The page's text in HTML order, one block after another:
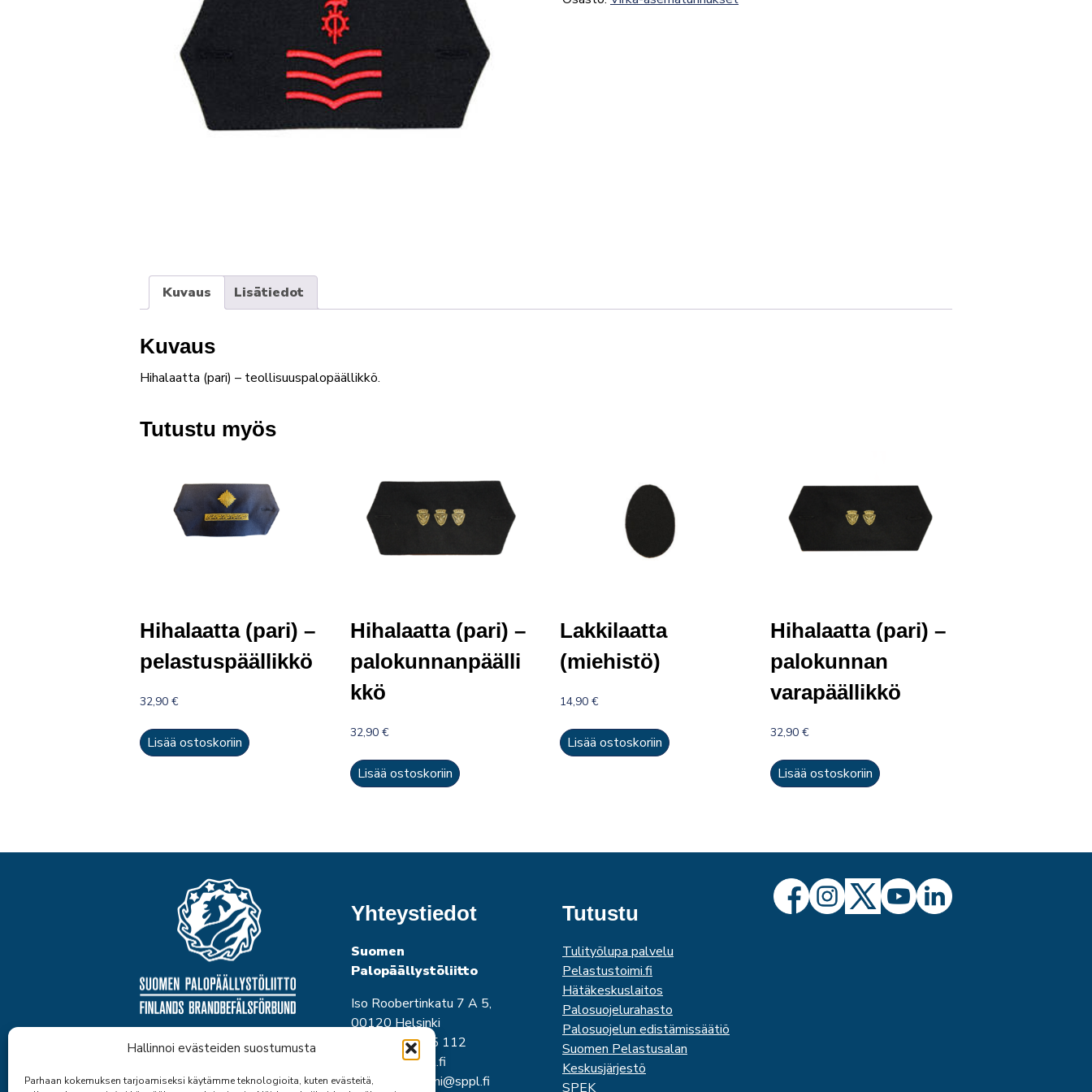
Hallinnoi evästeiden suostumusta
Parhaan kokemuksen tarjoamiseksi käytämme teknologioita, kuten evästeitä,
Kuvaus Lisätiedot
Kuvaus
Hihalaatta (pari) – teollisuuspalopäällikkö.
Tutustu myös
Hihalaatta (pari) –
pelastuspäällikkö
32,90 €
Lisää ostoskoriin
Hihalaatta (pari) –
palokunnanpäälli
kkö
32,90 €
Lisää ostoskoriin
Lakkilaatta
(miehistö)
14,90 €
Lisää ostoskoriin
Hihalaatta (pari) –
palokunnan
varapäällikkö
32,90 €
Lisää ostoskoriin
Yhteystiedot
Suomen
Palopäällystöliitto
Iso Roobertinkatu 7 A 5,
00120 Helsinki
Puh. 0440 345 112
toimisto@sppl.fi
etunimi.sukunimi@sppl.fi
Tutustu
Tulityölupa palvelu
Pelastustoimi.fi
Hätäkeskuslaitos
Palosuojelurahasto
Palosuojelun edistämissäätiö
Suomen Pelastusalan
Keskusjärjestö
SPEK